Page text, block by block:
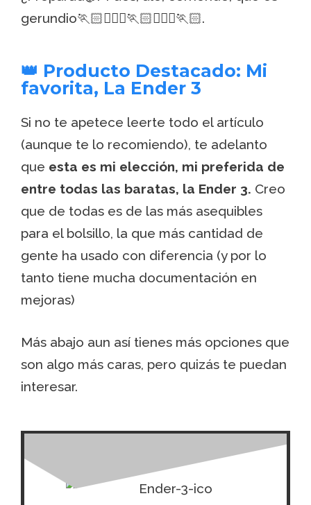
gerundio🏃🏻🏃🏻‍♀️🏃🏻🏃🏻‍♀️🏃🏻.
👑 Producto Destacado: Mi
favorita, La Ender 3
Si no te apetece leerte todo el artículo
(aunque te lo recomiendo), te adelanto
que esta es mi elección, mi preferida de
entre todas las baratas, la Ender 3. Creo
que de todas es de las más asequibles
para el bolsillo, la que más cantidad de
gente ha usado con diferencia (y por lo
tanto tiene mucha documentación en
mejoras)
Más abajo aun así tienes más opciones que
son algo más caras, pero quizás te puedan
interesar.